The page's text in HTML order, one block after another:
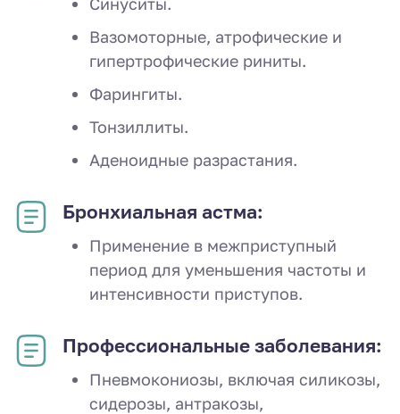
Вазомоторные, атрофические и
гипертрофические риниты.
Фарингиты.
Тонзиллиты.
Аденоидные разрастания.
Бронхиальная астма:
Применение в межприступный
период для уменьшения частоты и
интенсивности приступов.
Профессиональные заболевания:
Пневмокониозы, включая силикозы,
сидерозы, антракозы,